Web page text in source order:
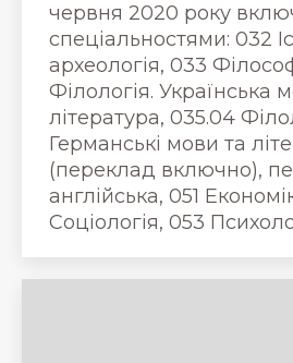
червня 2020 року
спеціальностями: 032
археологія, 033
Філологія. Українська
література, 035.04
Германські мови та
(переклад включно),
англійська, 051
Соціологія, 053